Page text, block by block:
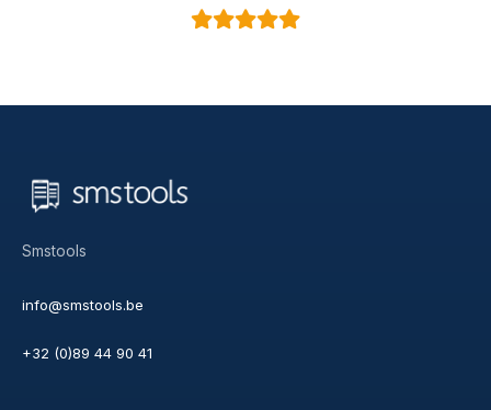
Smstools
info@smstools.be
+32 (0)89 44 90 41